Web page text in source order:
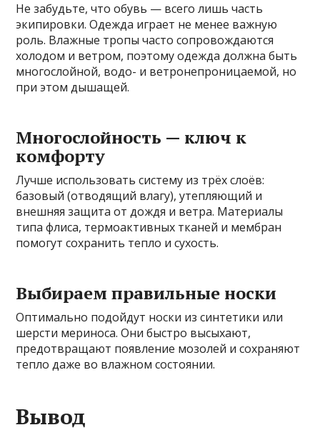
Не забудьте, что обувь — всего лишь часть
экипировки. Одежда играет не менее важную
роль. Влажные тропы часто сопровождаются
холодом и ветром, поэтому одежда должна быть
многослойной, водо- и ветронепроницаемой, но
при этом дышащей.
Многослойность — ключ к
комфорту
Лучше использовать систему из трёх слоёв:
базовый (отводящий влагу), утепляющий и
внешняя защита от дождя и ветра. Материалы
типа флиса, термоактивных тканей и мембран
помогут сохранить тепло и сухость.
Выбираем правильные носки
Оптимально подойдут носки из синтетики или
шерсти мериноса. Они быстро высыхают,
предотвращают появление мозолей и сохраняют
тепло даже во влажном состоянии.
Вывод